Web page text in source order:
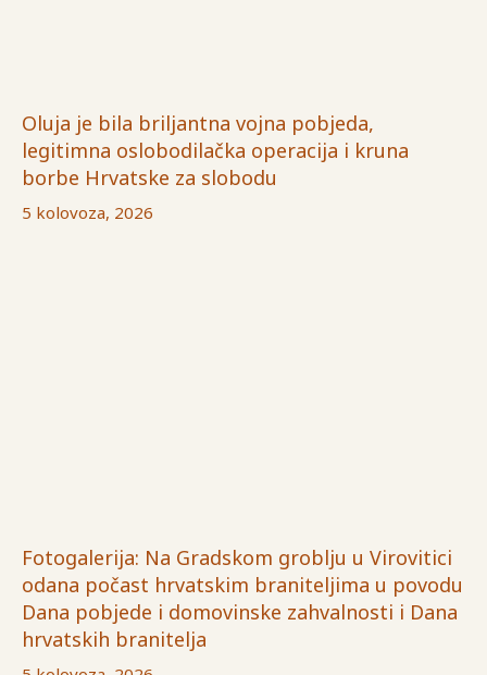
Oluja je bila briljantna vojna pobjeda,
legitimna oslobodilačka operacija i kruna
borbe Hrvatske za slobodu
5 kolovoza, 2026
Fotogalerija: Na Gradskom groblju u Virovitici
odana počast hrvatskim braniteljima u povodu
Dana pobjede i domovinske zahvalnosti i Dana
hrvatskih branitelja